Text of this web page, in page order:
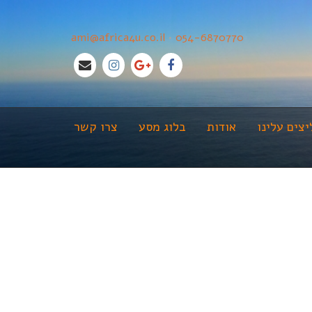
054-6870770
•
ami@africa4u.co.il
עלינו אודות בלוג מסע צרו קשר